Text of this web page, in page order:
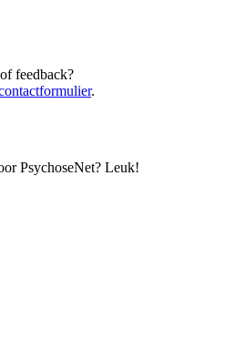
feedback?
.
PsychoseNet? Leuk!